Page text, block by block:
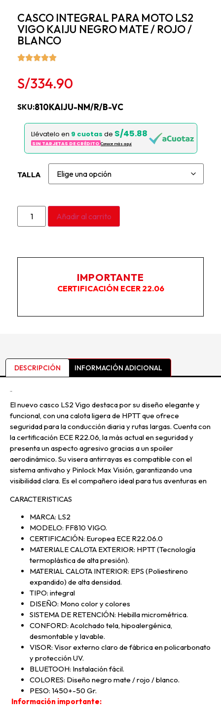
CASCO INTEGRAL PARA MOTO LS2
VIGO KAIJU NEGRO MATE / ROJO /
BLANCO
S/334.90
SKU:810KAIJU-NM/R/B-VC
Llévatelo en 9 cuotas de S/45.88
SIN TARJETAS DE CRÉDITO Conoce más aqui
TALLA
Añadir al carrito
IMPORTANTE
CERTIFICACIÓN ECER 22.06
DESCRIPCIÓN INFORMACIÓN ADICIONAL
El nuevo casco LS2 Vigo destaca por su diseño elegante y
funcional, con una calota ligera de HPTT que ofrece
seguridad para la conducción diaria y rutas largas. Cuenta con
la certificación ECE R22.06, la más actual en seguridad y
presenta un aspecto agresivo gracias a un spoiler
aerodinámico. Su visera antirrayas es compatible con el
sistema antivaho y Pinlock Max Visión, garantizando una
visibilidad clara. Es el compañero ideal para tus aventuras en
CARACTERISTICAS
MARCA: LS2
MODELO: FF810 VIGO.
CERTIFICACIÓN: Europea ECE R22.06.0
MATERIALE CALOTA EXTERIOR: HPTT (Tecnología
termoplástica de alta presión).
MATERIAL CALOTA INTERIOR: EPS (Poliestireno
expandido) de alta densidad.
TIPO: integral
DISEÑO: Mono color y colores
SISTEMA DE RETENCIÓN: Hebilla micrométrica.
CONFORD: Acolchado tela, hipoalergénica,
desmontable y lavable.
VISOR: Visor externo claro de fábrica en policarbonato
y protección UV.
BLUETOOH: Instalación fácil.
COLORES: Diseño negro mate / rojo / blanco.
PESO: 1450+-50 Gr.
Información importante: